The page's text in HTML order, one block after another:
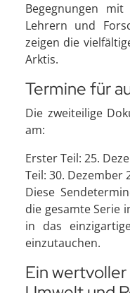
Begegnungen
Lehrern und
zeigen die
Arktis.
Termine für
Die zweiteilige
am:
Erster Teil: 25.
Teil: 30. Dezember
Diese
die gesamte Serie
in das
einzutauchen.
Ein